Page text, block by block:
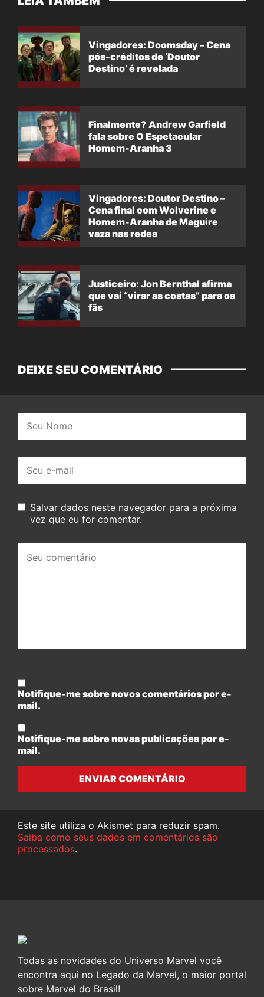
Vingadores: Doomsday – Cena
pós-créditos de ‘Doutor
Destino’ é revelada
Finalmente? Andrew Garfield
fala sobre O Espetacular
Homem-Aranha 3
Vingadores: Doutor Destino –
Cena final com Wolverine e
Homem-Aranha de Maguire
vaza nas redes
Justiceiro: Jon Bernthal afirma
que vai “virar as costas” para os
fãs
DEIXE SEU COMENTÁRIO
mail:
Salvar dados neste navegador para a próxima
vez que eu for comentar.
comentário:
Notifique-me sobre novos comentários por e-
mail.
Notifique-me sobre novas publicações por e-
mail.
ENVIAR COMENTÁRIO
Este site utiliza o Akismet para reduzir spam.
Saiba como seus dados em comentários são
processados.
Todas as novidades do Universo Marvel você
encontra aqui no Legado da Marvel, o maior portal
sobre Marvel do Brasil!